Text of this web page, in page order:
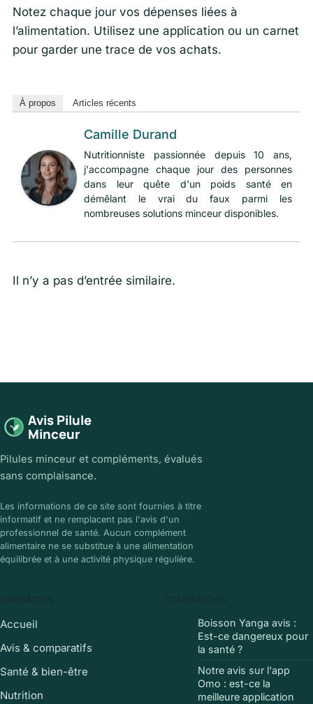
Notez chaque jour vos dépenses liées à
l’alimentation. Utilisez une application ou un carnet
pour garder une trace de vos achats.
À propos Articles récents
Camille Durand
Nutritionniste passionnée depuis 10 ans,
j'accompagne chaque jour des personnes
dans leur quête d'un poids santé en
démêlant le vrai du faux parmi les
nombreuses solutions minceur disponibles.
Il n’y a pas d’entrée similaire.
Avis Pilule
Minceur
Pilules minceur et compléments, évalués
sans complaisance.
Les informations de ce site sont fournies à titre
informatif et ne remplacent pas l'avis d'un
professionnel de santé. Aucun complément
alimentaire ne se substitue à une alimentation
équilibrée et à une activité physique régulière.
Accueil
Avis & comparatifs
Santé & bien-être
Nutrition
Boisson Yanga avis :
Est-ce dangereux pour
la santé ?
Notre avis sur l'app
Omo : est-ce la
meilleure application